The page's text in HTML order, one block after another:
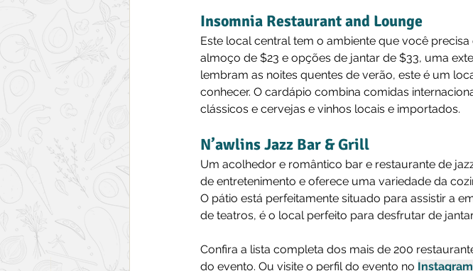
Insomnia Restaurant and Lounge
Este local central tem o ambiente que você
almoço de $23 e opções de jantar de $33, uma
lembram as noites quentes de verão, este é um
conhecer. O cardápio combina comidas
clássicos e cervejas e vinhos locais e importados.
N’awlins Jazz Bar & Grill
Um acolhedor e romântico bar e restaurante de
de entretenimento e oferece uma variedade da
O pátio está perfeitamente situado para assistir a
de teatros, é o local perfeito para desfrutar de
Confira a lista completa dos mais de 200
do evento. Ou visite o perfil do evento no Instagram